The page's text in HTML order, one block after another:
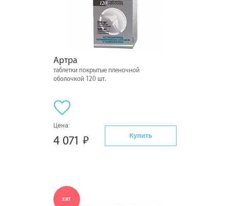
Артра
таблетки покрытые пленочной
оболочкой 120 шт.
Цена:
4 071 Купить
ХИТ